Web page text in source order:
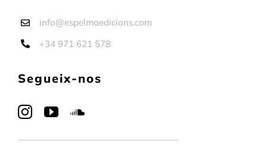
info@espelmaedicions.com
+34 971 621 578
Segueix-nos